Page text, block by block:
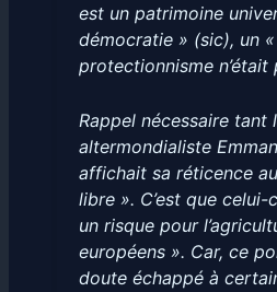
est un patrimoine
démocratie » (sic), un
protectionnisme n’était
Rappel nécessaire tant
altermondialiste
affichait sa réticence
libre ». C’est que
un risque pour
européens ». Car, ce
doute échappé à